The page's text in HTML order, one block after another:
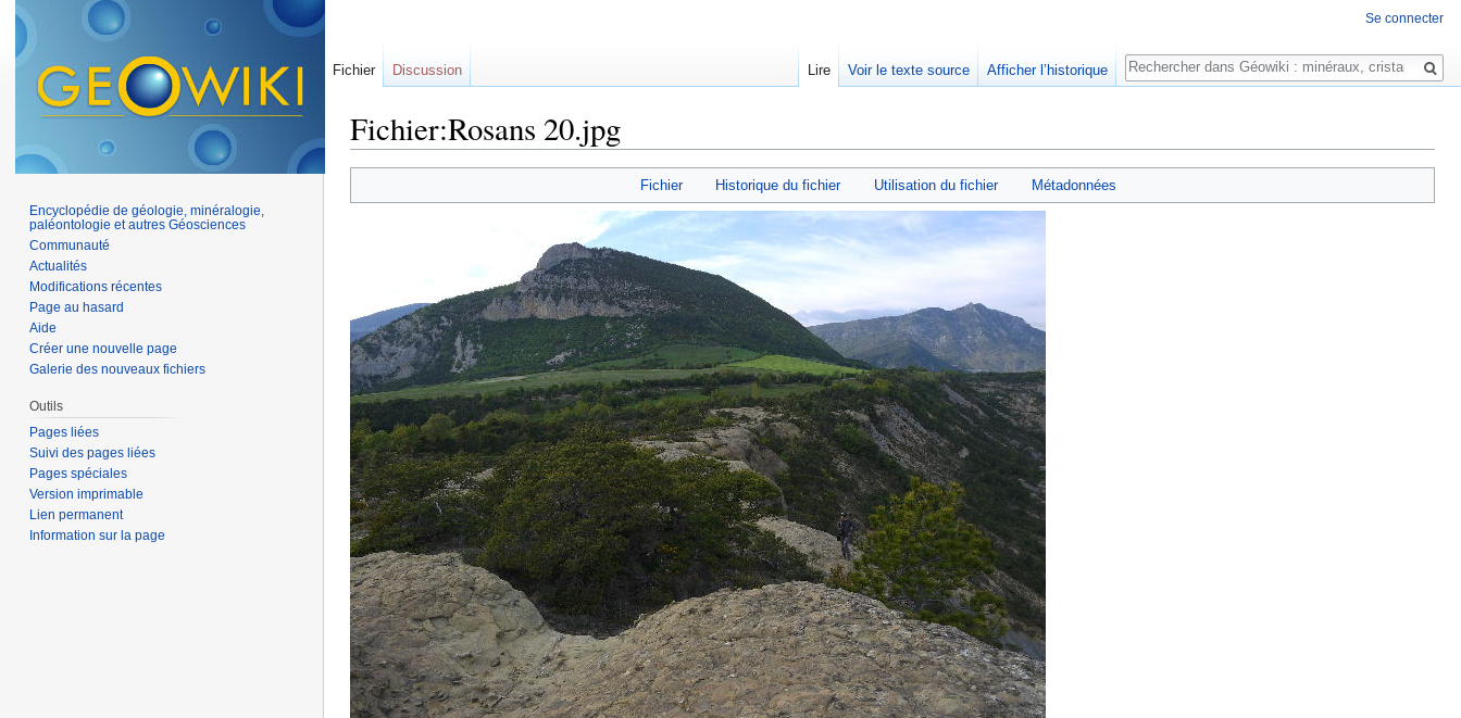
Fichier:Rosans 20.jpg
Fichier Historique du fichier Utilisation du fichier Métadonnées
Se connecter
Fichier Discussion Lire Voir le texte source Afficher l’historique
Rechercher
Encyclopédie de géologie, minéralogie,
paléontologie et autres Géosciences
Communauté
Actualités
Modifications récentes
Page au hasard
Aide
Créer une nouvelle page
Galerie des nouveaux fichiers
Outils
Pages liées
Suivi des pages liées
Pages spéciales
Version imprimable
Lien permanent
Information sur la page